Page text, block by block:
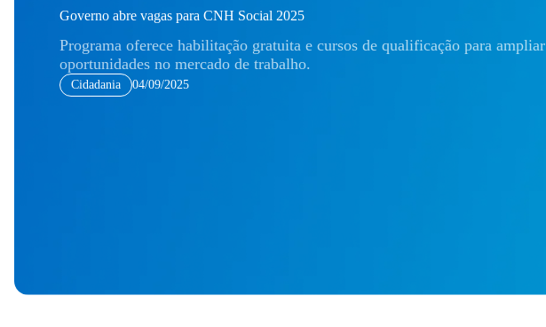
Governo abre vagas para CNH Social 2025
Programa oferece habilitação gratuita e cursos de qualificação para ampliar
oportunidades no mercado de trabalho.
Cidadania 04/09/2025